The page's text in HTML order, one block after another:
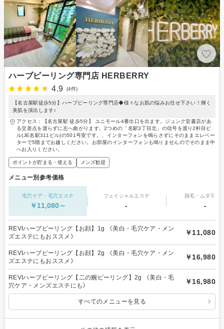
ハーブピーリング専門店 HERBERRY
4.9
(4件)
【名古屋駅徒歩5分】ハーブピーリング専門店◆様々なお肌の悩みお任せ下さい！輝く
美肌を演出します♪
アクセス：【名古屋駅 徒歩5分】 ユニモール4番出口を出ます。ジュンク堂書店があ
る交差点を渡らずに左へ曲がります。2つめの「名駅3丁目北」の信号を渡り2軒目ビ
ル(JE名駅311ビル)の501号室です。、インターフォンを鳴らさずにそのままエレベー
ターで5階までお越しください。お部屋のインターフォンも鳴りませんのでそのまま中
へお入りください。
ポイントが貯まる・使える メンズ歓迎
メニュー別参考価格
毛穴ケア・毛穴エステ
￥11,080～
フェイシャルエステ
-
脱毛・ムダ毛処
-
REVIハーブピーリング【お顔】1g 《美白・毛穴ケア・メン
ズエステにもおススメ》
￥11,080
REVIハーブピーリング【お顔】2g 《美白・毛穴ケア・メン
ズエステにもおススメ》
￥16,980
REVIハーブピーリング【二の腕ピーリング】2g 《美白・毛
穴ケア・メンズエステにも》
￥16,980
すべてのメニューを見る